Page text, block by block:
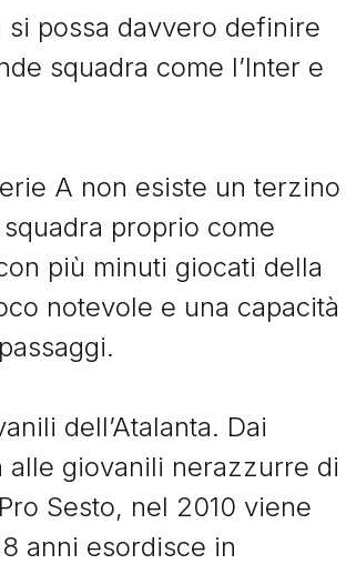
si possa davvero definire
squadra come l’Inter e
A non esiste un terzino
proprio come
più minuti giocati della
notevole e una capacità
dell’Atalanta. Dai
alle giovanili nerazzurre di
Sesto, nel 2010 viene
anni esordisce in
da
il suo
14 Luglio 2024
Dani Parejo, il regista
mai celebrato
Dani Parejo ha guidato
Villarreal con classe e
mediatica che meritava.